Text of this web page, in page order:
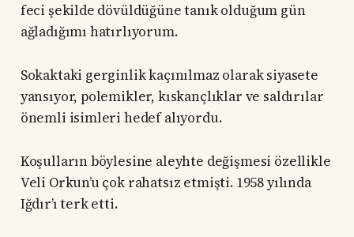
feci şekilde dövüldüğüne tanık olduğum gün
ağladığımı hatırlıyorum.
Sokaktaki gerginlik kaçınılmaz olarak siyasete
yansıyor, polemikler, kıskançlıklar ve saldırılar
önemli isimleri hedef alıyordu.
Koşulların böylesine aleyhte değişmesi özellikle
Veli Orkun’u çok rahatsız etmişti. 1958 yılında
Iğdır’ı terk etti.